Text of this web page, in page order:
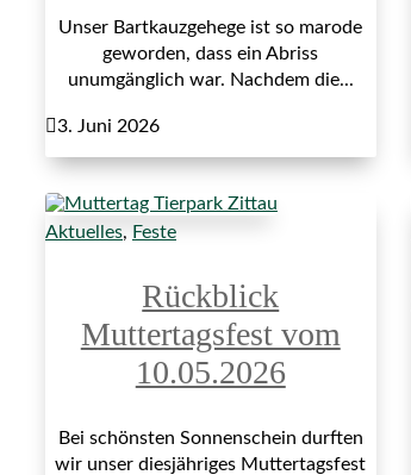
Unser Bartkauzgehege ist so marode
geworden, dass ein Abriss
unumgänglich war. Nachdem die...
3. Juni 2026
Aktuelles, Feste
Rückblick
Muttertagsfest vom
10.05.2026
Bei schönsten Sonnenschein durften
wir unser diesjähriges Muttertagsfest